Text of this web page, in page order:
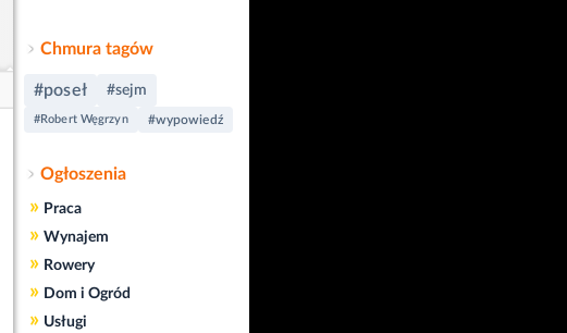
Chmura tagów
#poseł #sejm
#Robert Węgrzyn #wypowiedź
Ogłoszenia
» Praca
» Wynajem
» Rowery
» Dom i Ogród
» Usługi